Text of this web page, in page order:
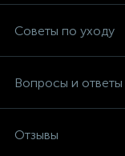
Советы по уходу
Вопросы и ответы
Отзывы